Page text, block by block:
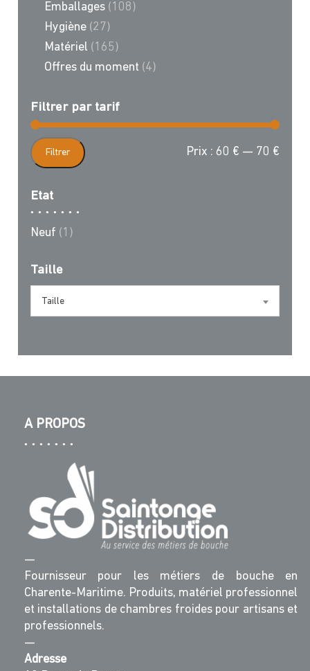
Emballages (108)
Hygiène (27)
Matériel (165)
Offres du moment (4)
Filtrer par tarif
Filtrer Prix :60 € — 70 €
Etat
Neuf (1)
Taille
Taille
A PROPOS
—
Fournisseur pour les métiers de bouche en
Charente-Maritime. Produits, matériel professionnel
et installations de chambres froides pour artisans et
professionnels.
—
Adresse